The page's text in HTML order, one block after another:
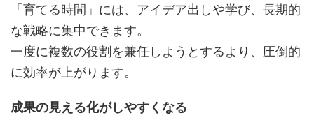
「育てる時間」には、アイデア出しや学び、長期的
な戦略に集中できます。
一度に複数の役割を兼任しようとするより、圧倒的
に効率が上がります。
成果の見える化がしやすくなる